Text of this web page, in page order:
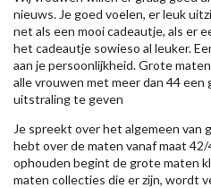
nieuws. Je goed voelen, er leuk
net als een mooi cadeautje, als er
het cadeautje sowieso al leuker.
aan je persoonlijkheid. Grote
alle vrouwen met meer dan 44 een
uitstraling te geven
Je spreekt over het algemeen van
hebt over de maten vanaf maat
ophouden begint de grote maten
maten collecties die er zijn, wordt